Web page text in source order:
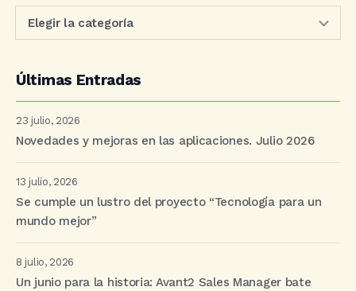
Últimas Entradas
23 julio, 2026
Novedades y mejoras en las aplicaciones. Julio 2026
13 julio, 2026
Se cumple un lustro del proyecto “Tecnología para un
mundo mejor”
8 julio, 2026
Un junio para la historia: Avant2 Sales Manager bate